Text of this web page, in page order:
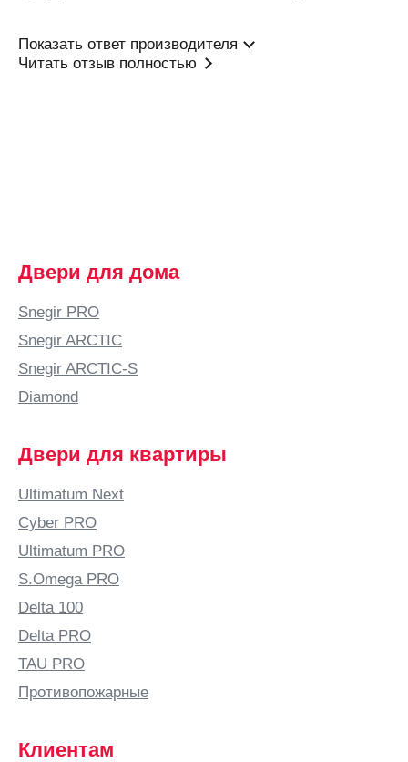
Богородицк
Богородск
Бугульма
Великие
Луки
Великий
Новгород
Устюг
Вельск
Верхняя
Салда
Видное
Витебск
Показать ответ производителя
Читать отзыв полностью
Двери для дома
Snegir PRO
Snegir ARCTIC
Snegir ARCTIC-S
Diamond
Двери для квартиры
Ultimatum Next
Cyber PRO
Ultimatum PRO
S.Omega PRO
Delta 100
Delta PRO
TAU PRO
Противопожарные
Клиентам